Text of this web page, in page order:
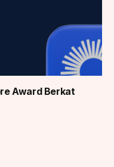
Award Berkat